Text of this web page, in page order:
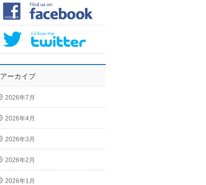
アーカイブ
2026年7月
2026年4月
2026年3月
2026年2月
2026年1月